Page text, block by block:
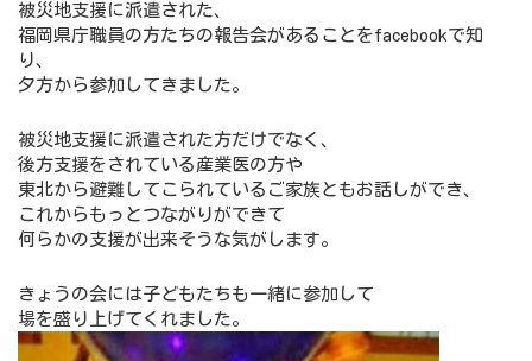
被災地支援に派遣された、
福岡県庁職員の方たちの報告会があることをfacebookで知
り、
夕方から参加してきました。
被災地支援に派遣された方だけでなく、
後方支援をされている産業医の方や
東北から避難してこられているご家族ともお話しができ、
これからもっとつながりができて
何らかの支援が出来そうな気がします。
きょうの会には子どもたちも一緒に参加して
場を盛り上げてくれました。